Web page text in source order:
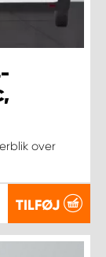
over
TILFØJ